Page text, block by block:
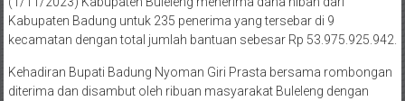
Kabupaten Badung untuk 235 penerima yang tersebar di 9
kecamatan dengan total jumlah bantuan sebesar Rp 53.975.925.942.
Kehadiran Bupati Badung Nyoman Giri Prasta bersama rombongan
diterima dan disambut oleh ribuan masyarakat Buleleng dengan